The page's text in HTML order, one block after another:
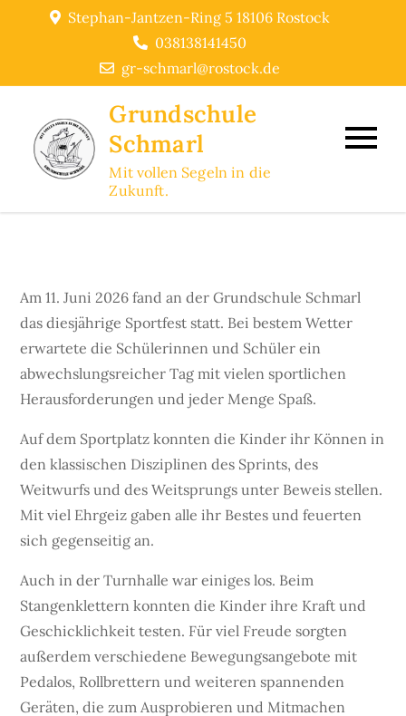
Stephan-Jantzen-Ring 5 18106 Rostock
038138141450
gr-schmarl@rostock.de
Grundschule
Schmarl
Mit vollen Segeln in die
Zukunft.
Am 11. Juni 2026 fand an der Grundschule Schmarl
das diesjährige Sportfest statt. Bei bestem Wetter
erwartete die Schülerinnen und Schüler ein
abwechslungsreicher Tag mit vielen sportlichen
Herausforderungen und jeder Menge Spaß.
Auf dem Sportplatz konnten die Kinder ihr Können in
den klassischen Disziplinen des Sprints, des
Weitwurfs und des Weitsprungs unter Beweis stellen.
Mit viel Ehrgeiz gaben alle ihr Bestes und feuerten
sich gegenseitig an.
Auch in der Turnhalle war einiges los. Beim
Stangenklettern konnten die Kinder ihre Kraft und
Geschicklichkeit testen. Für viel Freude sorgten
außerdem verschiedene Bewegungsangebote mit
Pedalos, Rollbrettern und weiteren spannenden
Geräten, die zum Ausprobieren und Mitmachen